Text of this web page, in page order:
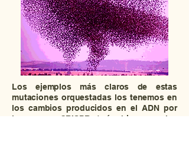
Los ejemplos más claros de estas
mutaciones orquestadas los tenemos en
los cambios producidos en el ADN por
los genes CRISPR (más bien, por las